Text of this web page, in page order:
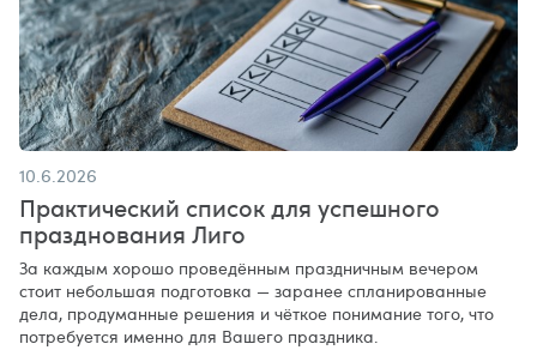
10.6.2026
Практический список для успешного
празднования Лиго
За каждым хорошо проведённым праздничным вечером
стоит небольшая подготовка — заранее спланированные
дела, продуманные решения и чёткое понимание того, что
потребуется именно для Вашего праздника.